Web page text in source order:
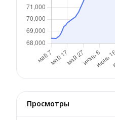
Просмотры